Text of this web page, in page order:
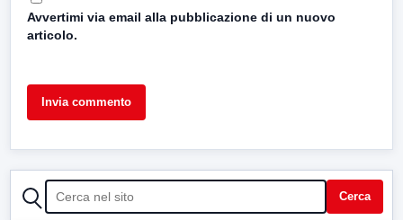
Avvertimi via email alla pubblicazione di un nuovo
articolo.
CERCA Cerca